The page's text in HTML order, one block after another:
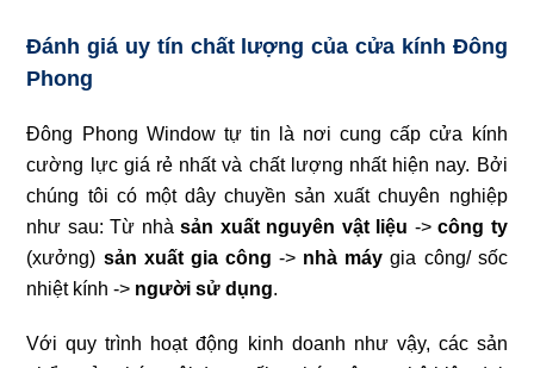
Đánh giá uy tín chất lượng của cửa kính Đông
Phong
Đông Phong Window tự tin là nơi cung cấp cửa kính
cường lực giá rẻ nhất và chất lượng nhất hiện nay. Bởi
chúng tôi có một dây chuyền sản xuất chuyên nghiệp
như sau: Từ nhàsản xuất nguyên vật liệu ->công ty
(xưởng) sản xuất gia công -> nhà máy gia công/ sốc
nhiệt kính -> người sử dụng.
Với quy trình hoạt động kinh doanh như vậy, các sản